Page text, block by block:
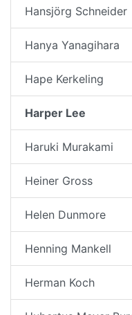
Hansjörg Schneider
Hanya Yanagihara
Hape Kerkeling
Harper Lee
Haruki Murakami
Heiner Gross
Helen Dunmore
Henning Mankell
Herman Koch